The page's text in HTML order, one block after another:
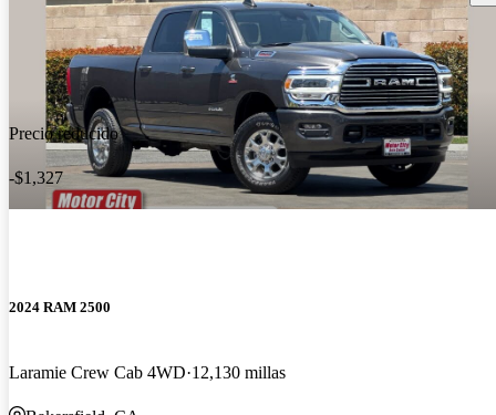
Precio reducido
-$1,327
2024 RAM 2500
Laramie Crew Cab 4WD 12,130 millas